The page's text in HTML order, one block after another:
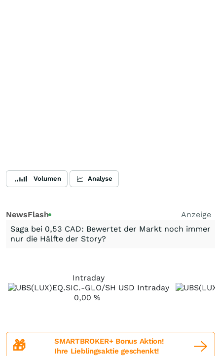
Volumen Analyse
NewsFlash
Anzeige
Saga bei 0,53 CAD: Bewertet der Markt noch immer
nur die Hälfte der Story?
Intraday
0,00 %
🎁
SMARTBROKER+ Bonus Aktion!
Ihre Lieblingsaktie geschenkt!